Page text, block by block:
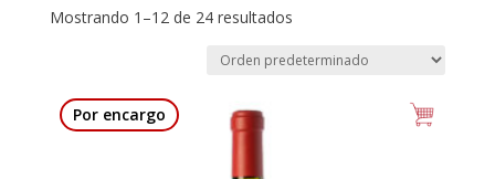
Mostrando 1–12 de 24 resultados
Por encargo